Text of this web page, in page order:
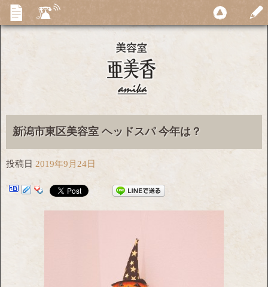
新潟市東区美容室 ヘッドスパ 今年は？
投稿日 2019年9月24日